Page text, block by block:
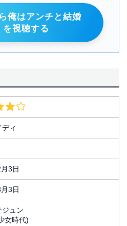
俺はアンチと結婚
を視聴する
ィ
3日
3日
ジュン
女時代)